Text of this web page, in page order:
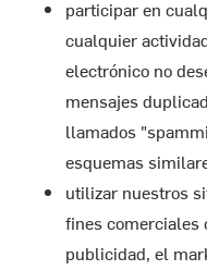
participar en
cualquier
electrónico no
mensajes
llamados
esquemas
utilizar nuestros
fines comerciales
publicidad, el